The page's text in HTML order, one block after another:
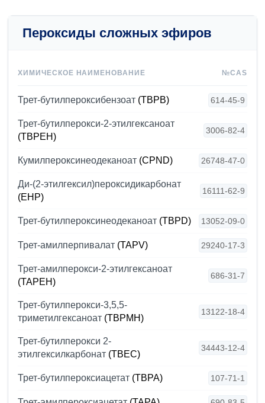
Пероксиды сложных эфиров
ХИМИЧЕСКОЕ НАИМЕНОВАНИЕ №CAS
Трет-бутилпероксибензоат (TBPB) 614-45-9
Трет-бутилперокси-2-этилгексаноат
(TBPEH)
3006-82-4
Кумилпероксинеодеканоат (CPND) 26748-47-0
Ди-(2-этилгексил)пероксидикарбонат
(EHP)
16111-62-9
Трет-бутилпероксинеодеканоат (TBPD) 13052-09-0
Трет-амилперпивалат (TAPV) 29240-17-3
Трет-амилперокси-2-этилгексаноат
(TAPEH)
686-31-7
Трет-бутилперокси-3,5,5-
триметилгексаноат (TBPMH)
13122-18-4
Трет-бутилперокси 2-
этилгексилкарбонат (TBEC)
34443-12-4
Трет-бутилпероксиацетат (TBPA) 107-71-1